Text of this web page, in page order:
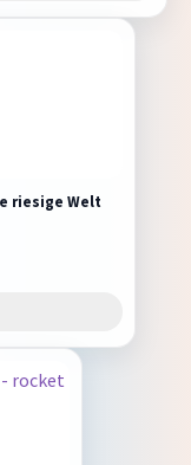
riesige Welt